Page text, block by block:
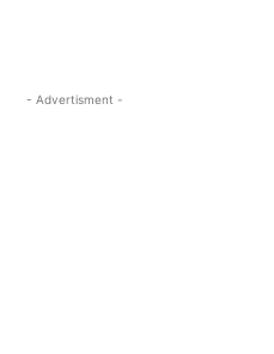
- Advertisment -